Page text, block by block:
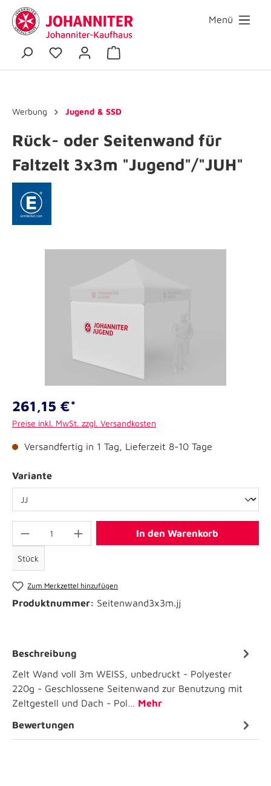
Menü
Werbung Jugend & SSD
Rück- oder Seitenwand für
Faltzelt 3x3m "Jugend"/"JUH"
261,15 €*
Preise inkl. MwSt. zzgl. Versandkosten
Versandfertig in 1 Tag, Lieferzeit 8-10 Tage
Variante
Stück
In den Warenkorb
Zum Merkzettel hinzufügen
Produktnummer: Seitenwand3x3m.jj
Beschreibung
Zelt Wand voll 3m WEISS, unbedruckt - Polyester
220g - Geschlossene Seitenwand zur Benutzung mit
Zeltgestell und Dach - Pol… Mehr
Bewertungen